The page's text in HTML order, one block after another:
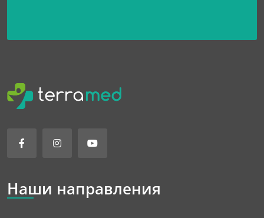
Наши направления